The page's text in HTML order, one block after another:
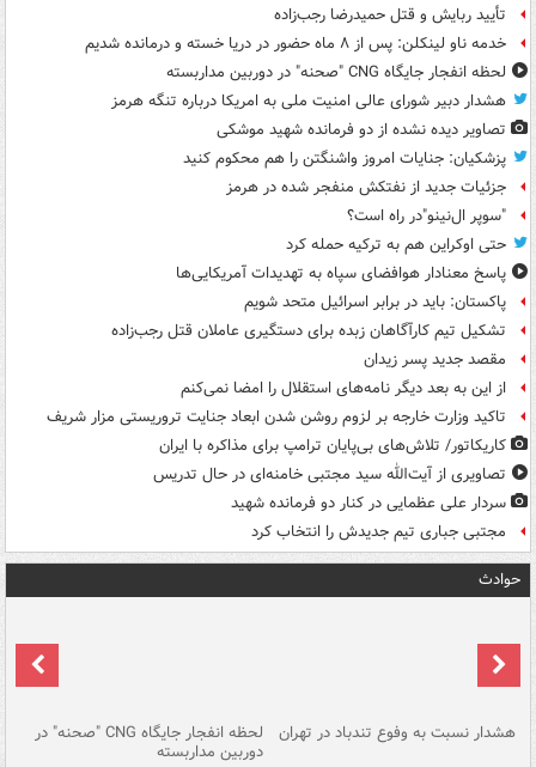
تأیید ربایش و قتل حمیدرضا رجب‌زاده
خدمه ناو لینکلن: پس از ۸ ماه حضور در دریا خسته و درمانده‌ شدیم
لحظه انفجار جایگاه CNG "صحنه" در دوربین مداربسته
هشدار دبیر شورای عالی امنیت ملی به امریکا درباره تنگه هرمز
تصاویر دیده‌ نشده از دو فرمانده شهید موشکی
پزشکیان: جنایات امروز واشنگتن را هم محکوم کنید
جزئیات جدید از نفتکش منفجر شده در هرمز
"سوپر ال‌نینو"در راه است؟
حتی اوکراین هم به ترکیه حمله کرد
پاسخ معنادار هوافضای سپاه به تهدیدات آمریکایی‌ها
پاکستان: باید در برابر اسرائیل متحد شویم
تشکیل تیم کارآگاهان زبده برای دستگیری عاملان قتل رجب‌زاده
مقصد جدید پسر زیدان
از این به بعد دیگر نامه‌های استقلال را امضا نمی‌کنم
تاکید وزارت خارجه بر لزوم روشن شدن ابعاد جنایت تروریستی مزار شریف
کاریکاتور/ تلاش‌های بی‌پایان ترامپ برای مذاکره با ایران
تصاویری از آیت‌الله سید مجتبی خامنه‌ای در حال تدریس
سردار علی عظمایی در کنار دو فرمانده شهید
مجتبی جباری تیم جدیدش را انتخاب کرد
حوادث
هشدار نسبت به وفوع تندباد در تهران لحظه انفجار جایگاه CNG "صحنه" در
دوربین مداربسته